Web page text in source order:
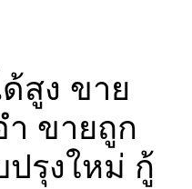
สูง ขาย
ขายถูก
ปรุงใหม่ กู้